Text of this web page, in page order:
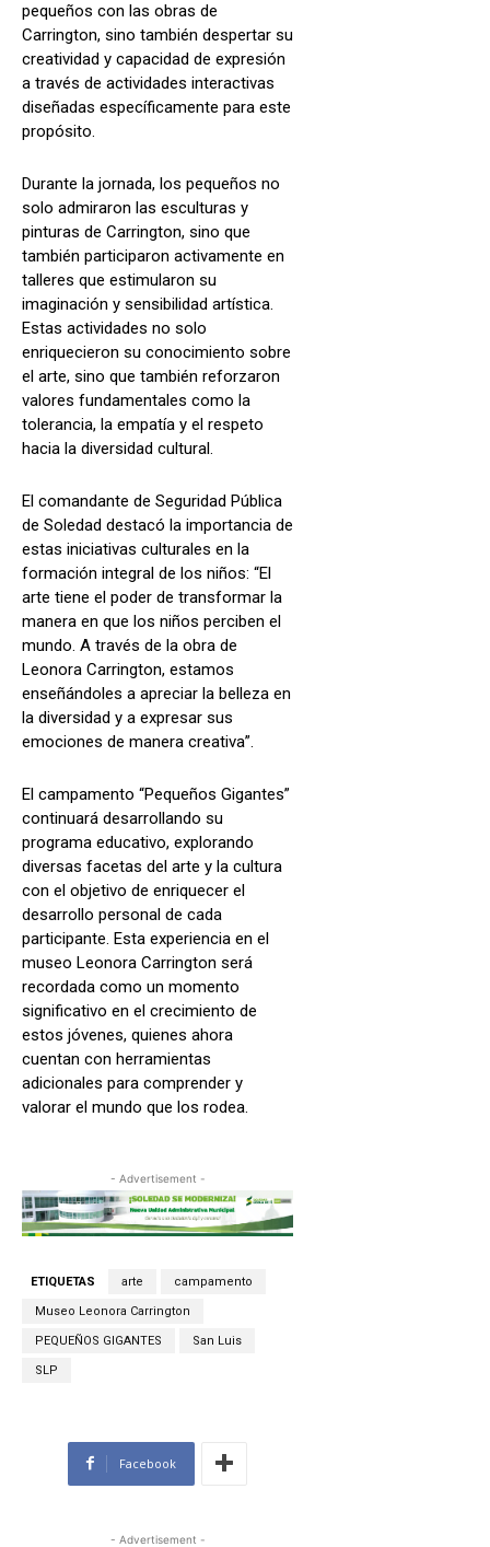
pequeños con las obras de
Carrington, sino también despertar su
creatividad y capacidad de expresión
a través de actividades interactivas
diseñadas específicamente para este
propósito.
Durante la jornada, los pequeños no
solo admiraron las esculturas y
pinturas de Carrington, sino que
también participaron activamente en
talleres que estimularon su
imaginación y sensibilidad artística.
Estas actividades no solo
enriquecieron su conocimiento sobre
el arte, sino que también reforzaron
valores fundamentales como la
tolerancia, la empatía y el respeto
hacia la diversidad cultural.
El comandante de Seguridad Pública
de Soledad destacó la importancia de
estas iniciativas culturales en la
formación integral de los niños: “El
arte tiene el poder de transformar la
manera en que los niños perciben el
mundo. A través de la obra de
Leonora Carrington, estamos
enseñándoles a apreciar la belleza en
la diversidad y a expresar sus
emociones de manera creativa”.
El campamento “Pequeños Gigantes”
continuará desarrollando su
programa educativo, explorando
diversas facetas del arte y la cultura
con el objetivo de enriquecer el
desarrollo personal de cada
participante. Esta experiencia en el
museo Leonora Carrington será
recordada como un momento
significativo en el crecimiento de
estos jóvenes, quienes ahora
cuentan con herramientas
adicionales para comprender y
valorar el mundo que los rodea.
- Advertisement -
ETIQUETAS arte campamento
Museo Leonora Carrington
PEQUEÑOS GIGANTES San Luis
SLP
Facebook
- Advertisement -